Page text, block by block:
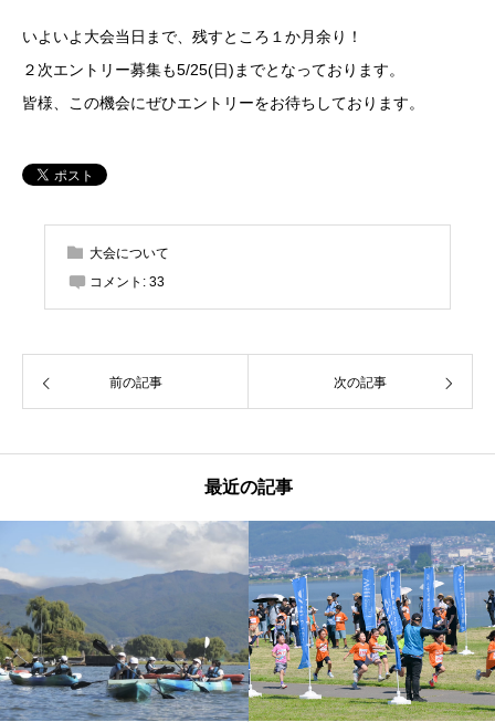
いよいよ大会当日まで、残すところ１か月余り！
２次エントリー募集も5/25(日)までとなっております。
皆様、この機会にぜひエントリーをお待ちしております。
大会について
コメント: 33
前の記事 次の記事
最近の記事